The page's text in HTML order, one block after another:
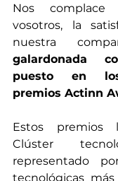
Nos complace
vosotros, la
galardonada
puesto en
premios Actinn
Estos premios
Clúster
representado
tecnológicas